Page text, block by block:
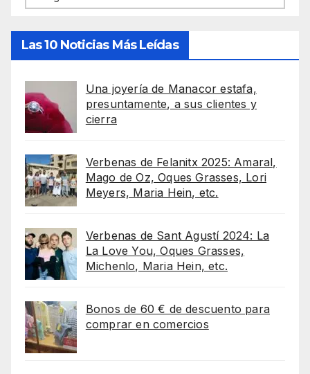
Las 10 Noticias Más Leídas
Una joyería de Manacor estafa,
presuntamente, a sus clientes y
cierra
Verbenas de Felanitx 2025: Amaral,
Mago de Oz, Oques Grasses, Lori
Meyers, Maria Hein, etc.
Verbenas de Sant Agustí 2024: La
La Love You, Oques Grasses,
Michenlo, Maria Hein, etc.
Bonos de 60 € de descuento para
comprar en comercios